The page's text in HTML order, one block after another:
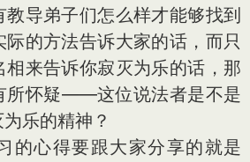
导弟子们怎么样才能够找到
的方法告诉大家的话，而只
相来告诉你寂灭为乐的话，那
所怀疑——这位说法者是不是
乐的精神？
的心得要跟大家分享的就是